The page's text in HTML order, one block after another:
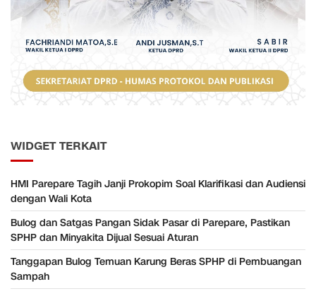
WIDGET TERKAIT
HMI Parepare Tagih Janji Prokopim Soal Klarifikasi dan Audiensi
dengan Wali Kota
Bulog dan Satgas Pangan Sidak Pasar di Parepare, Pastikan
SPHP dan Minyakita Dijual Sesuai Aturan
Tanggapan Bulog Temuan Karung Beras SPHP di Pembuangan
Sampah